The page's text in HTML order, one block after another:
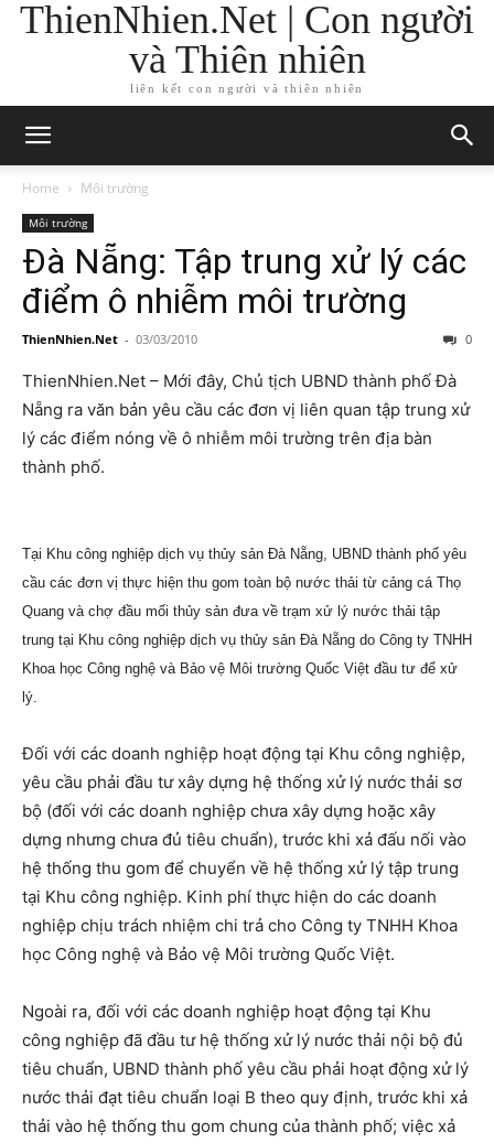
ThienNhien.Net | Con người
và Thiên nhiên
liên kết con người và thiên nhiên
Home Môi trường
Môi trường
Đà Nẵng: Tập trung xử lý các
điểm ô nhiễm môi trường
ThienNhien.Net - 03/03/2010 0
ThienNhien.Net – Mới đây, Chủ tịch UBND thành phố Đà
Nẵng ra văn bản yêu cầu các đơn vị liên quan tập trung xử
lý các điểm nóng về ô nhiễm môi trường trên địa bàn
thành phố.
Tại Khu công nghiệp dịch vụ thủy sản Đà Nẵng, UBND thành phố yêu
cầu các đơn vị thực hiện thu gom toàn bộ nước thải từ cảng cá Thọ
Quang và chợ đầu mối thủy sản đưa về trạm xử lý nước thải tập
trung tại Khu công nghiệp dịch vụ thủy sản Đà Nẵng do Công ty TNHH
Khoa học Công nghệ và Bảo vệ Môi trường Quốc Việt đầu tư để xử
lý.
Đối với các doanh nghiệp hoạt động tại Khu công nghiệp,
yêu cầu phải đầu tư xây dựng hệ thống xử lý nước thải sơ
bộ (đối với các doanh nghiệp chưa xây dựng hoặc xây
dựng nhưng chưa đủ tiêu chuẩn), trước khi xả đấu nối vào
hệ thống thu gom để chuyển về hệ thống xử lý tập trung
tại Khu công nghiệp. Kinh phí thực hiện do các doanh
nghiệp chịu trách nhiệm chi trả cho Công ty TNHH Khoa
học Công nghệ và Bảo vệ Môi trường Quốc Việt.
Ngoài ra, đối với các doanh nghiệp hoạt động tại Khu
công nghiệp đã đầu tư hệ thống xử lý nước thải nội bộ đủ
tiêu chuẩn, UBND thành phố yêu cầu phải hoạt động xử lý
nước thải đạt tiêu chuẩn loại B theo quy định, trước khi xả
thải vào hệ thống thu gom chung của thành phố; việc xả